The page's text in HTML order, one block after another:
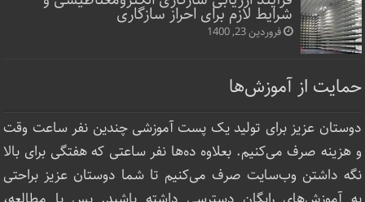
شرایط لازم برای احراز سازگاری
فروردین 23, 1400
حمایت از آموزش‌ها
دوستان عزیز برای تولید یک پست آموزشی چندین نفر ساعت‌ وقت
و هزینه صرف می‌کنیم. بعلاوه ده‌ها نفر ساعتی که هفتگی برای بالا
نگه داشتن وب‌سایت صرف ‌می‌کنیم تا شما دوستان عزیز براحتی